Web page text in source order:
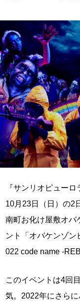
『サンリオピュー
10月23日（日）の2
南町お化け屋敷オバ
ント「オバケンゾン
022 code name -
このイベントは4回
気。2022年にさら